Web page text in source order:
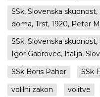
SSk, Slovenska
doma, Trst, 1920, Peter
SSk, Slovenska
Igor Gabrovec, Italija,
SSk Boris Pahor
SSk
volilni zakon
volitve